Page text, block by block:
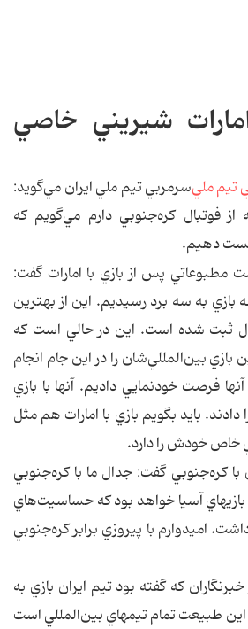
شيريني خاصي
سرمربي تيم ملي ايران مي‌گويد:
فوتبال كره‌جنوبي دارم مي‌گويم كه
دهيم.
پس از بازي با امارات گفت:
به سه برد رسيديم. اين از بهترين
ثبت شده است. اين در حالي است كه
بازي بين‌المللي‌شان را در اين جام انجام
فرصت خودنمايي داديم. آنها با بازي
بايد بگويم بازي با امارات هم مثل
خاص خودش را دارد.
با كره‌جنوبي گفت: جدال ما با كره‌جنوبي
بازيهاي آسيا خواهد بود كه حساسيت‌هاي
اميدوارم با پيروزي برابر كره‌جنوبي
كه گفته بود تيم ايران بازي به
طبيعت تمام تيمهاي بين‌المللي است